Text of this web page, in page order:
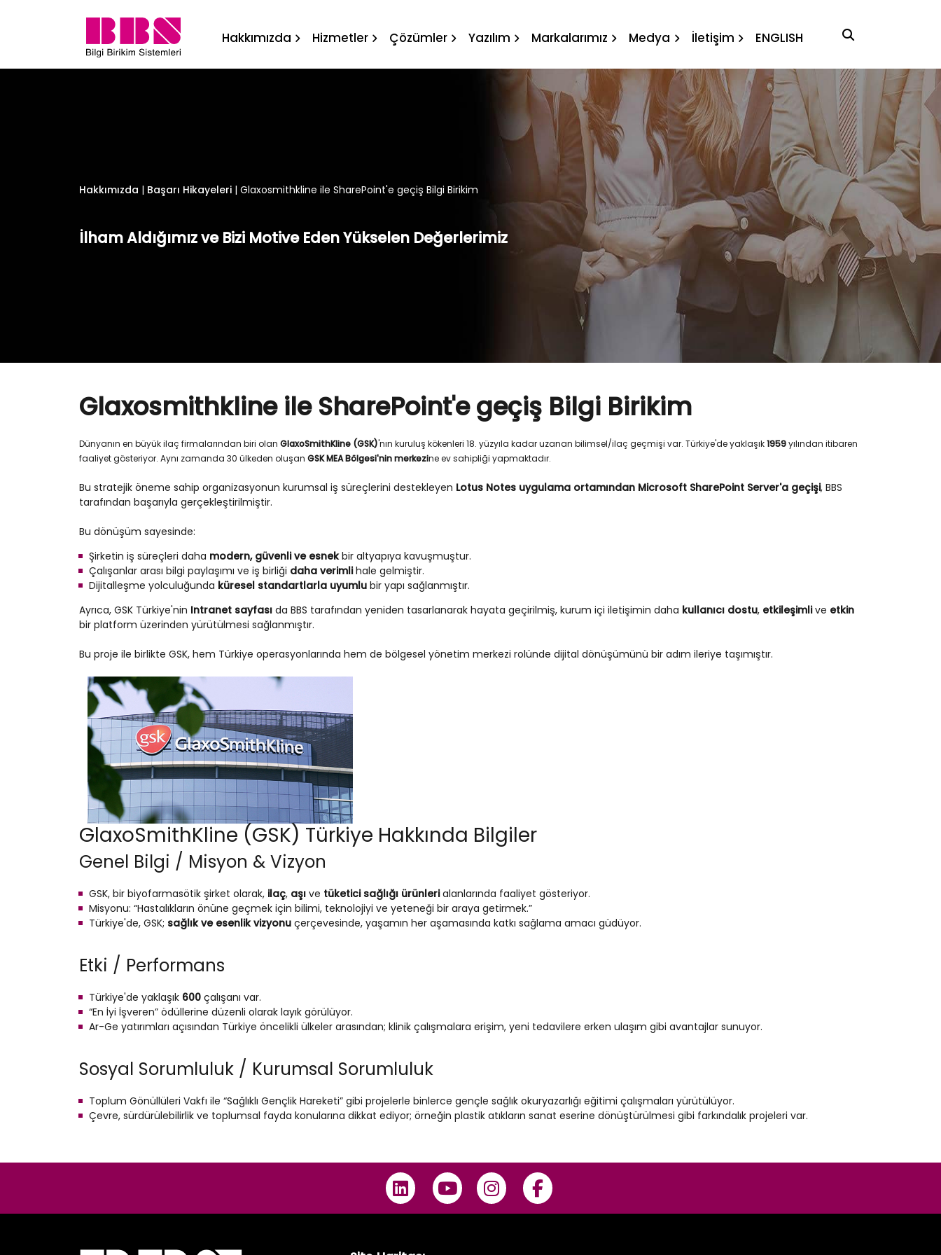
Glaxosmithkline ile SharePoint'e geçiş Bilgi Birikim
Hakkımızda Hizmetler Çözümler Yazılım Markalarımız Medya İletişim ENGLISH
Hakkımızda | Başarı Hikayeleri | Glaxosmithkline ile SharePoint'e geçiş Bilgi Birikim
İlham Aldığımız ve Bizi Motive Eden Yükselen Değerlerimiz
Glaxosmithkline ile SharePoint'e geçiş Bilgi Birikim
Dünyanın en büyük ilaç firmalarından biri olan GlaxoSmithKline (GSK)'nın kuruluş kökenleri 18. yüzyıla kadar uzanan bilimsel/ilaç geçmişi var. Türkiye'de yaklaşık1959yılından itibaren
faaliyet gösteriyor. Aynı zamanda 30 ülkeden oluşan GSK MEA Bölgesi'nin merkezine ev sahipliği yapmaktadır.
Bu stratejik öneme sahip organizasyonun kurumsal iş süreçlerini destekleyen Lotus Notes uygulama ortamından Microsoft SharePoint Server'a geçişi, BBS
tarafından başarıyla gerçekleştirilmiştir.
Bu dönüşüm sayesinde:
Şirketin iş süreçleri daha modern, güvenli ve esnekbir altyapıya kavuşmuştur.
Çalışanlar arası bilgi paylaşımı ve iş birliği daha verimlihale gelmiştir.
Dijitalleşme yolculuğunda küresel standartlarla uyumlubir yapı sağlanmıştır.
Ayrıca, GSK Türkiye'nin Intranet sayfasıda BBS tarafından yeniden tasarlanarak hayata geçirilmiş, kurum içi iletişimin daha kullanıcı dostu, etkileşimlive etkin
bir platform üzerinden yürütülmesi sağlanmıştır.
Bu proje ile birlikte GSK, hem Türkiye operasyonlarında hem de bölgesel yönetim merkezi rolünde dijital dönüşümünü bir adım ileriye taşımıştır.
GlaxoSmithKline (GSK) Türkiye Hakkında Bilgiler
Genel Bilgi / Misyon & Vizyon
GSK, bir biyofarmasötik şirket olarak, ilaç, aşıve tüketici sağlığı ürünlerialanlarında faaliyet gösteriyor.
Misyonu: “Hastalıkların önüne geçmek için bilimi, teknolojiyi ve yeteneği bir araya getirmek.”
Türkiye'de, GSK; sağlık ve esenlik vizyonuçerçevesinde, yaşamın her aşamasında katkı sağlama amacı güdüyor.
Etki / Performans
Türkiye'de yaklaşık 600çalışanı var.
“En İyi İşveren” ödüllerine düzenli olarak layık görülüyor.
Ar-Ge yatırımları açısından Türkiye öncelikli ülkeler arasından; klinik çalışmalara erişim, yeni tedavilere erken ulaşım gibi avantajlar sunuyor.
Sosyal Sorumluluk / Kurumsal Sorumluluk
Toplum Gönüllüleri Vakfı ile “Sağlıklı Gençlik Hareketi” gibi projelerle binlerce gençle sağlık okuryazarlığı eğitimi çalışmaları yürütülüyor.
Çevre, sürdürülebilirlik ve toplumsal fayda konularına dikkat ediyor; örneğin plastik atıkların sanat eserine dönüştürülmesi gibi farkındalık projeleri var.